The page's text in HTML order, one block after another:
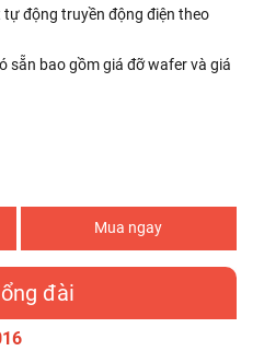
động truyền động điện theo
sẵn bao gồm giá đỡ wafer và giá
Mua ngay
đài